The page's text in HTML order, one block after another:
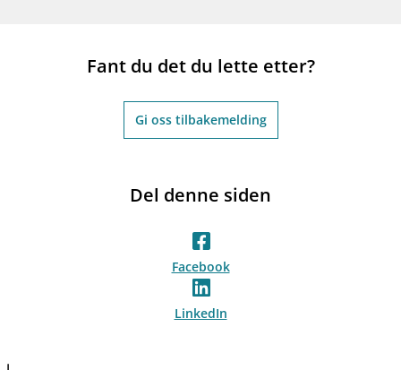
Fant du det du lette etter?
Gi oss tilbakemelding
Del denne siden
Facebook
LinkedIn